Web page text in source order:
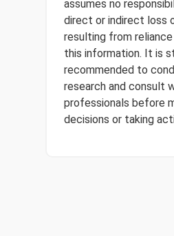
assumes no
direct or indirect loss
resulting from
this information. It is
recommended to
research and consult
professionals before
decisions or taking